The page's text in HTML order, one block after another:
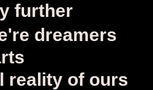
further
dreamers
reality of ours